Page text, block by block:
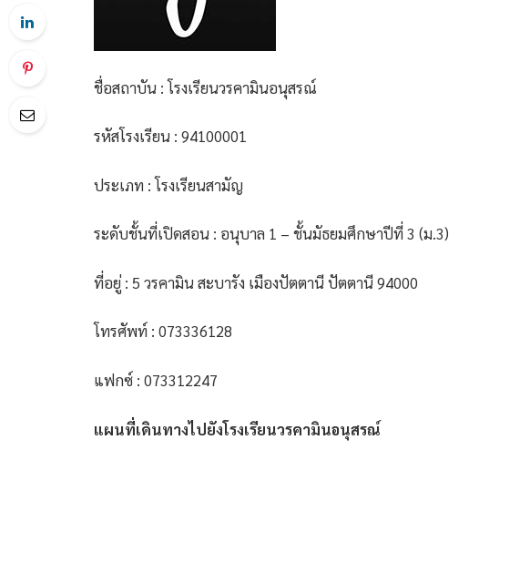
ชื่อสถาบัน : โรงเรียนวรคามินอนุสรณ์
รหัสโรงเรียน : 94100001
ประเภท : โรงเรียนสามัญ
ระดับชั้นที่เปิดสอน : อนุบาล 1 – ชั้นมัธยมศึกษาปีที่ 3 (ม.3)
ที่อยู่ : 5 วรคามิน สะบารัง เมืองปัตตานี ปัตตานี 94000
โทรศัพท์ : 073336128
แฟกซ์ : 073312247
แผนที่เดินทางไปยังโรงเรียนวรคามินอนุสรณ์